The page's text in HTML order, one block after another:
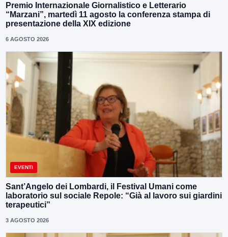
Premio Internazionale Giornalistico e Letterario
“Marzani”, martedì 11 agosto la conferenza stampa di
presentazione della XIX edizione
6 AGOSTO 2026
EVENTI
Sant’Angelo dei Lombardi, il Festival Umani come
laboratorio sul sociale Repole: “Già al lavoro sui giardini
terapeutici”
3 AGOSTO 2026